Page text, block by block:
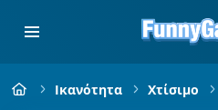
Ικανότητα Χτίσιμο